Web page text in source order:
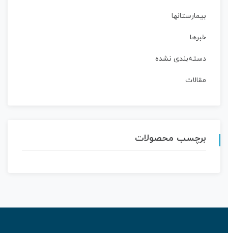
بیمارستانها
خبرها
دسته‌بندی نشده
مقالات
برچسب محصولات